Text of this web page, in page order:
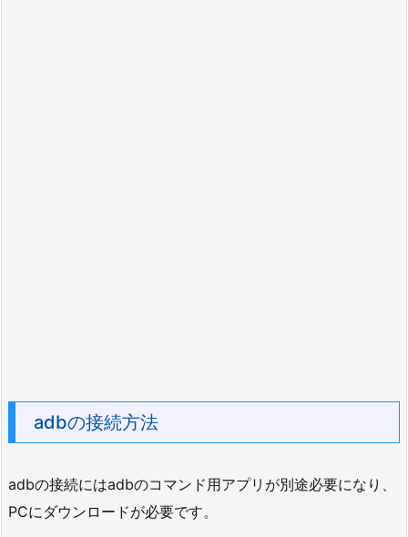
adbの接続方法
adbの接続にはadbのコマンド用アプリが別途必要になり、
PCにダウンロードが必要です。